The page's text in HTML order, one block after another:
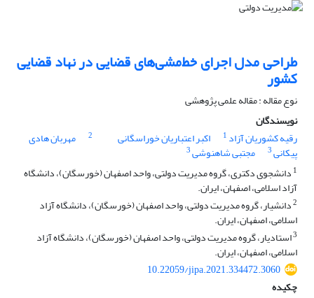
طراحی مدل اجرای خط‌مشی‌های قضایی در نهاد قضایی
کشور
نوع مقاله : مقاله علمی پژوهشی
نویسندگان
رقیه کشوریان آزاد 1 اکبر اعتباریان خوراسگانی 2 مهربان هادی
پیکانی3 مجتبی شاهنوشی3
1 دانشجوی دکتری، گروه مدیریت دولتی، واحد اصفهان (خورسگان)، دانشگاه
آزاد اسلامی، اصفهان، ایران.
2دانشیار، گروه مدیریت دولتی، واحد اصفهان (خورسگان)، دانشگاه آزاد
اسلامی، اصفهان، ایران.
3استادیار، گروه مدیریت دولتی، واحد اصفهان (خورسگان)، دانشگاه آزاد
اسلامی، اصفهان، ایران.
10.22059/jipa.2021.334472.3060
چکیده